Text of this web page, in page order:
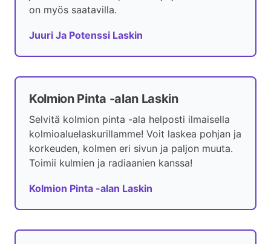
on myös saatavilla.
Juuri Ja Potenssi Laskin
Kolmion Pinta -alan Laskin
Selvitä kolmion pinta -ala helposti ilmaisella
kolmioaluelaskurillamme! Voit laskea pohjan ja
korkeuden, kolmen eri sivun ja paljon muuta.
Toimii kulmien ja radiaanien kanssa!
Kolmion Pinta -alan Laskin